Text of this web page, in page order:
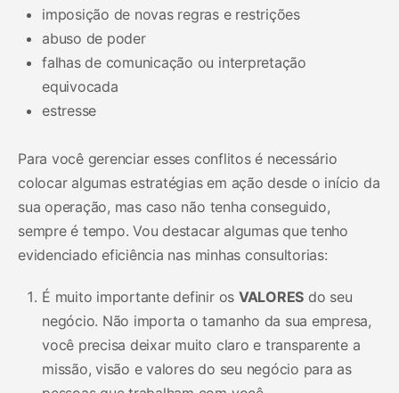
imposição de novas regras e restrições
abuso de poder
falhas de comunicação ou interpretação
equivocada
estresse
Para você gerenciar esses conflitos é necessário
colocar algumas estratégias em ação desde o início da
sua operação, mas caso não tenha conseguido,
sempre é tempo. Vou destacar algumas que tenho
evidenciado eficiência nas minhas consultorias:
É muito importante definir os VALORES do seu
negócio. Não importa o tamanho da sua empresa,
você precisa deixar muito claro e transparente a
missão, visão e valores do seu negócio para as